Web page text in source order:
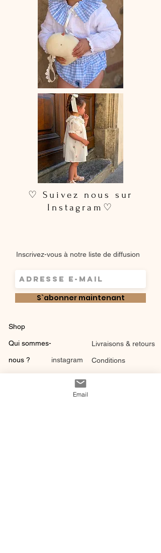
♡ Suivez nous sur
Instagram♡
Inscrivez-vous à notre liste de diffusion
S`abonner maintenant
Shop
Qui sommes-
nous ? instagram
Livraisons & retours
Conditions
Email